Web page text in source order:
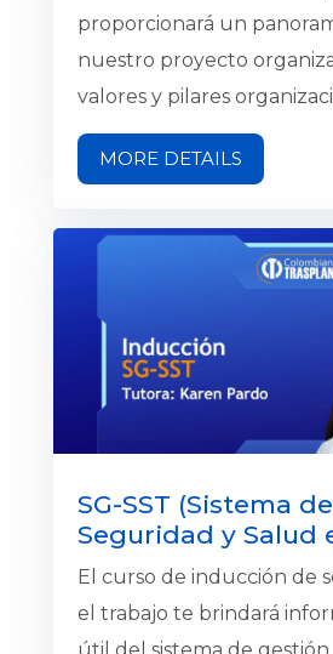
proporcionará un
nuestro proyecto
valores y pilares
estructura de la
estratégica, la forma en la
diferentes procesos que
hacer una inmersión en
Trasplantes. El objetivo
aprendizaje de tus
proceso de adaptación a
MORE DETAILS
SG-SST (Sistema
Seguridad y Salud
El curso de inducción de
el trabajo te brindará